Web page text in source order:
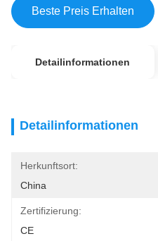
Beste Preis Erhalten
Detailinformationen
Detailinformationen
Herkunftsort:
China
Zertifizierung:
CE